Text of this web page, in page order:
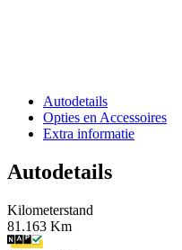
Autodetails
Opties en Accessoires
Extra informatie
Autodetails
Kilometerstand
81.163 Km